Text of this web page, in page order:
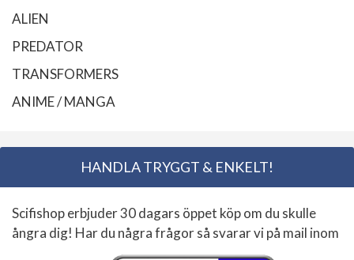
ALIEN
PREDATOR
TRANSFORMERS
ANIME / MANGA
HANDLA TRYGGT & ENKELT!
Scifishop erbjuder 30 dagars öppet köp om du skulle
ångra dig! Har du några frågor så svarar vi på mail inom